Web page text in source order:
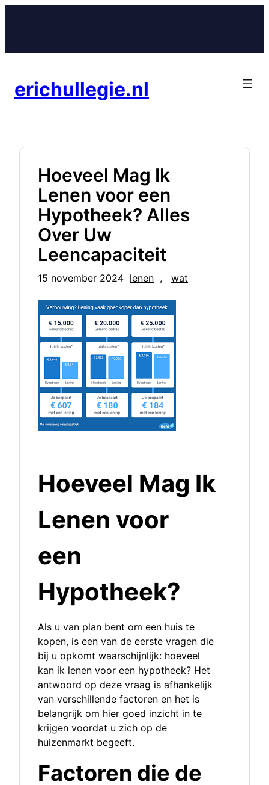
inhoud
erichullegie.nl
Hoeveel Mag Ik
Lenen voor een
Hypotheek? Alles
Over Uw
Leencapaciteit
15 november 2024 lenen , wat
Hoeveel Mag Ik
Lenen voor
een
Hypotheek?
Als u van plan bent om een huis te
kopen, is een van de eerste vragen die
bij u opkomt waarschijnlijk: hoeveel
kan ik lenen voor een hypotheek? Het
antwoord op deze vraag is afhankelijk
van verschillende factoren en het is
belangrijk om hier goed inzicht in te
krijgen voordat u zich op de
huizenmarkt begeeft.
Factoren die de